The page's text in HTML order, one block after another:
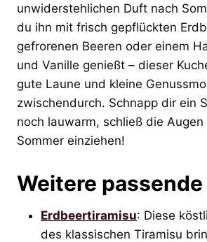
unwiderstehlichen Duft nach
du ihn mit frisch gepflückten
gefrorenen Beeren oder einem
und Vanille genießt – dieser
gute Laune und kleine
zwischendurch. Schnapp dir ein
noch lauwarm, schließ die
Sommer einziehen!
Weitere
Erdbeertiramisu: Diese
des klassischen Tiramisu